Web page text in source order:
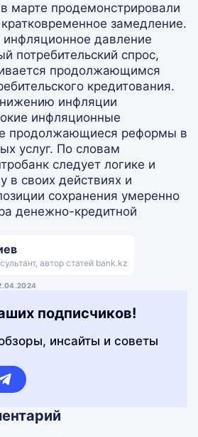
марте продемонстрировали
замедление.
инфляционное давление
потребительский спрос,
продолжающимся
кредитования.
инфляции
инфляционные
продолжающиеся реформы в
услуг. По словам
следует логике и
в своих действиях и
сохранения умеренно
денежно-кредитной
автор статей bank.kz
подписчиков!
инсайты и советы